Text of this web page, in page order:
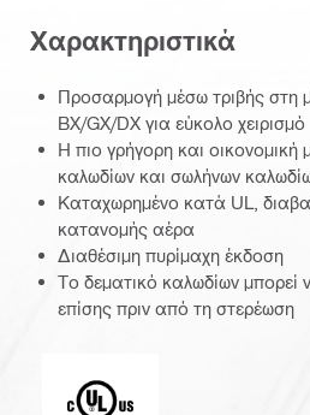
Χαρακτηριστικά
Προσαρμογή μέσω τριβής στη
BX/GX/DX για εύκολο χειρισμό
Η πιο γρήγορη και
καλωδίων και σωλήνων
Καταχωρημένο κατά UL,
κατανομής αέρα
Διαθέσιμη πυρίμαχη έκδοση
Το δεματικό καλωδίων μπορεί
επίσης πριν από τη στερέωση